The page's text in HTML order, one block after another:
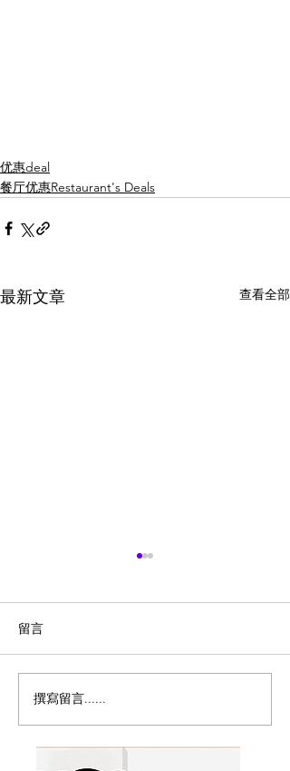
优惠deal
餐厅优惠Restaurant's Deals
最新文章 查看全部
历史新低！Samsonite 新
秀丽 Winfield 2 全PC
20+28寸 黑色拉杆行李箱2
留言
撰寫留言......